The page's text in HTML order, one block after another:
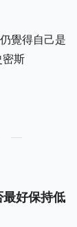
覺得自己是
密斯
好保持低